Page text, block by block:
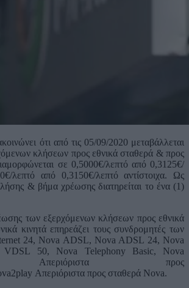
ότι από τις 05/09/2020 μεταβάλλεται
κλήσεων προς εθνικά σταθερά & προς
σε 0,5000€/λεπτό από 0,3125€/
λεπτό από 0,3150€/λεπτό αντίστοιχα. Ως
& βήμα χρέωσης διατηρείται το ένα (1)
των εξερχόμενων κλήσεων προς εθνικά
κινητά επηρεάζει τους συνδρομητές των
24, Nova ADSL, Nova ADSL 24, Nova
VDSL 50, Nova Telephony Basic, Nova
Απεριόριστα προς
Απεριόριστα προς σταθερά Nova.